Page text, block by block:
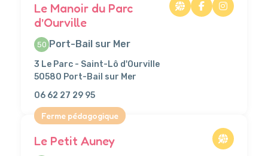
Le Manoir du Parc
d’Ourville
50 Port-Bail sur Mer
3 Le Parc - Saint-Lô d'Ourville
50580 Port-Bail sur Mer
06 62 27 29 95
Ferme pédagogique
Le Petit Auney